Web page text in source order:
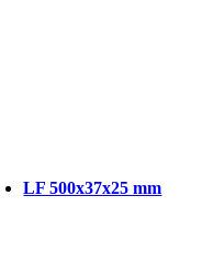
LF 500x37x25 mm